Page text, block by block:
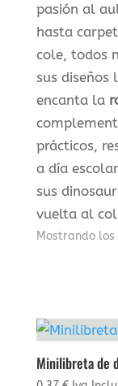
pasión al
hasta
cole, todos
sus diseños
encanta la
prácticos,
a día
sus
vuelta al
Mostrando
Minilibreta de